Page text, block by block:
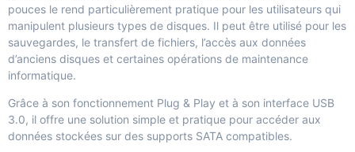
pouces le rend particulièrement pratique pour les utilisateurs qui
manipulent plusieurs types de disques. Il peut être utilisé pour les
sauvegardes, le transfert de fichiers, l’accès aux données
d’anciens disques et certaines opérations de maintenance
informatique.
Grâce à son fonctionnement Plug & Play et à son interface USB
3.0, il offre une solution simple et pratique pour accéder aux
données stockées sur des supports SATA compatibles.